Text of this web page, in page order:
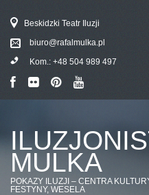
Beskidzki Teatr Iluzji
biuro@rafalmulka.pl
Kom.: +48 504 989 497
MULKA
POKAZY ILUZJI – CENTRA
FESTYNY, WESELA